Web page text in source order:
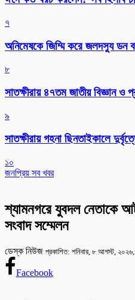
৭
অনিমেষকে জিম্মি করে জলদস্যু ডন
৮
সাতক্ষীরায় ৪৭তম জাতীয় বিজ্ঞান
৯
সাতক্ষীরায় গহনা ছিনতাইকালে
১০
জনপ্রিয় সব খবর
শ্যামনগরে যুবদল নেতাকে
সংবাদ সম্মেলন
ডেস্ক নিউজ প্রকাশিত: শনিবার, ৮ আগস্ট,
Facebook